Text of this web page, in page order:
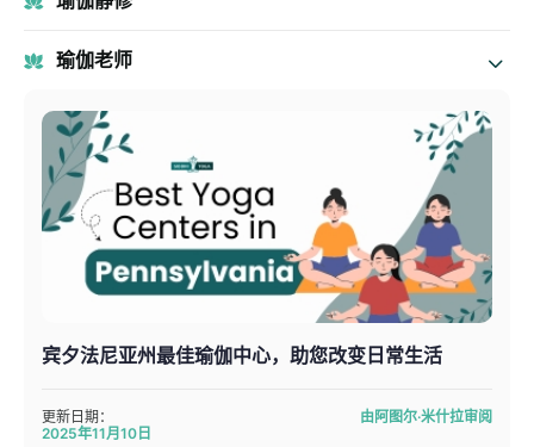
瑜伽老师
宾夕法尼亚州最佳瑜伽中心，助您改变日常生活
更新日期：
2025年11月10日
由阿图尔·米什拉审阅